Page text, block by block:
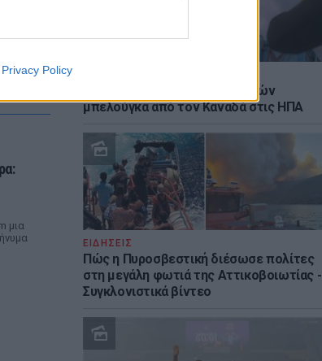
Privacy Policy
Ιστορική μεταφορά 30 φαλαινών
μπελούγκα από τον Καναδά στις ΗΠΑ
ΕΙΔΗΣΕΙΣ
Πώς η Πυροσβεστική διέσωσε πολίτες
στη μεγάλη φωτιά της Αττικοβοιωτίας -
Συγκλονιστικά βίντεο
μια